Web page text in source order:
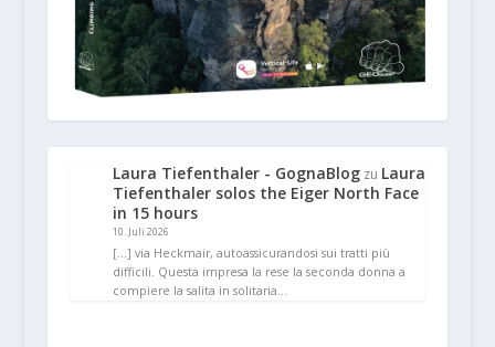
Laura Tiefenthaler - GognaBlogzu Laura
Tiefenthaler solos the Eiger North Face
in 15 hours
10. Juli 2026
[…] via Heckmair, autoassicurandosi sui tratti più
difficili. Questa impresa la rese la seconda donna a
compiere la salita in solitaria…